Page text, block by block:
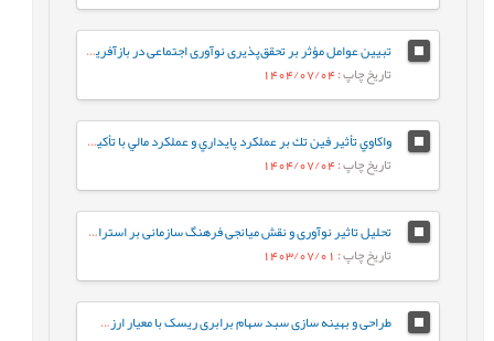
تبیین عوامل مؤثر بر تحقق‌پذیری نوآوری اجتماعی در بازآفرینی شهری
تاریخ چاپ: 1404/07/04
واكاوي تأثير فين تك بر عملكرد پايداري و عملكرد مالي با تأكيد بر نوآوري در صنعت بانکداری
تاریخ چاپ: 1404/07/04
تحلیل تاثیر نوآوری و نقش میانجی فرهنگ سازمانی بر استراتژی سازمان ( مورد مطالعه: سازمان بنادر و دریانوردی جمهوری اسلامی ایران)
تاریخ چاپ: 1403/07/01
طراحی و بهینه سازی سبد سهام برابری ریسک با معیار ارزش در معرض ریسک شرطی